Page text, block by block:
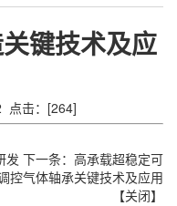
键技术及应
点击：[264]
发 下一条： 高承载超稳定可
控气体轴承关键技术及应用
【关闭】